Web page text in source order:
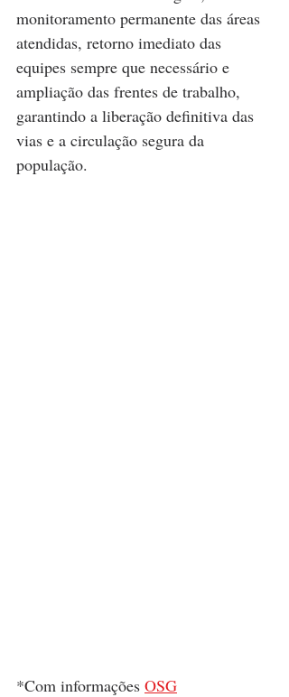
monitoramento permanente das áreas
atendidas, retorno imediato das
equipes sempre que necessário e
ampliação das frentes de trabalho,
garantindo a liberação definitiva das
vias e a circulação segura da
população.
*Com informações OSG